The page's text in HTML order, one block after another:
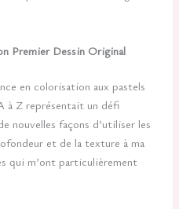
Premier Dessin Original
en colorisation aux pastels
à Z représentait un défi
nouvelles façons d’utiliser les
et de la texture à ma
qui m’ont particulièrement